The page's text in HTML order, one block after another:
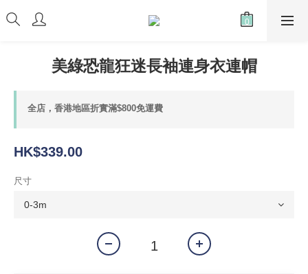
美綠恐龍狂迷長袖連身衣連帽
全店，香港地區折實滿$800免運費
HK$339.00
尺寸